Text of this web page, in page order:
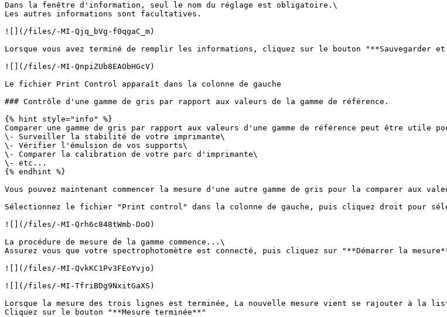
Dans la fenêtre d'information, seul le nom du réglage est obligatoire.\
Les autres informations sont facultatives.
![](/files/-MI-Qjq_bVg-f0qgaC_m)
Lorsque vous avez terminé de remplir les informations, cliquez sur le bouton "**Sauvegarder
![](/files/-MI-QnpiZUb8EAObHGcV)
Le fichier Print Control apparaît dans la colonne de gauche
### Contrôle d'une gamme de gris par rapport aux valeurs de la gamme de référence.
{% hint style="info" %}
Comparer une gamme de gris par rapport aux valeurs d'une gamme de référence peut être utile
\- Surveiller la stabilité de votre imprimante\
\- Vérifier l'émulsion de vos supports\
\- Comparer la calibration de votre parc d'imprimante\
\- etc...
{% endhint %}
Vous pouvez maintenant commencer la mesure d'une autre gamme de gris pour la comparer aux
Sélectionnez le fichier "Print control" dans la colonne de gauche, puis cliquez droit pour
![](/files/-MI-Qrh6c848tWmb-DoO)
La procédure de mesure de la gamme commence...\
Assurez vous que votre spectrophotomètre est connecté, puis cliquez sur "**Démarrer la
![](/files/-MI-QvkKC1Pv3FEoYvjo)
![](/files/-MI-TfriBDg9NxitGaXS)
Lorsque la mesure des trois lignes est terminée, La nouvelle mesure vient se rajouter à la
Cliquez sur le bouton "**Mesure terminée**"